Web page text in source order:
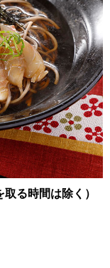
る時間は除く）